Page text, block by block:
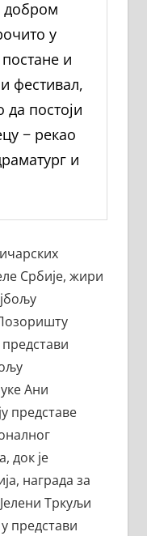
добром
у
и
фестивал,
да постоји
− рекао
и
Србије, жири
Ани
представе
док је
награда за
Тркуљи
представи